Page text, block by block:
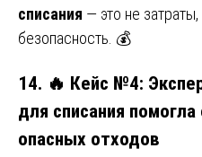
списания — это не
безопасность. 💰
14. 🔥 Кейс №4:
для списания
опасных отходов